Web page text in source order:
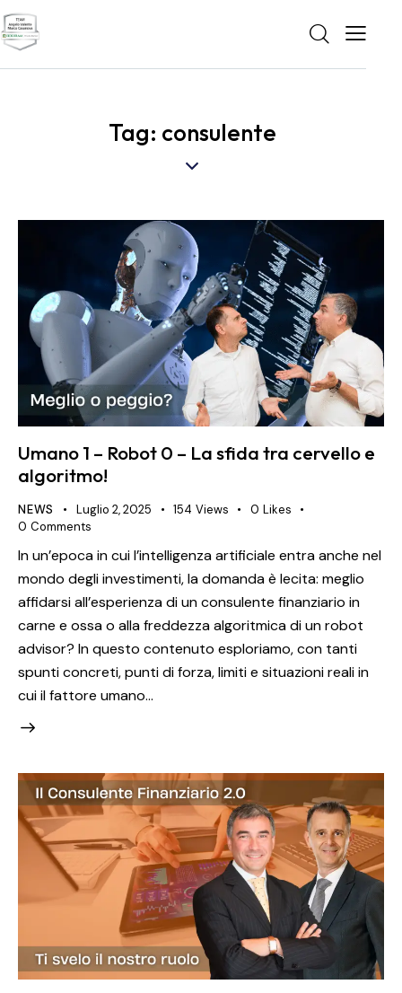
Tag: consulente
Umano 1 – Robot 0 – La sfida tra cervello e
algoritmo!
NEWS Luglio 2, 2025 154 Views 0 Likes
0 Comments
In un’epoca in cui l’intelligenza artificiale entra anche nel
mondo degli investimenti, la domanda è lecita: meglio
affidarsi all’esperienza di un consulente finanziario in
carne e ossa o alla freddezza algoritmica di un robot
advisor? In questo contenuto esploriamo, con tanti
spunti concreti, punti di forza, limiti e situazioni reali in
cui il fattore umano…